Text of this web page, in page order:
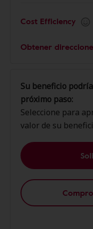
Cost Efficiency
Obtener
Su beneficio
próximo paso:
Seleccione para
valor de su